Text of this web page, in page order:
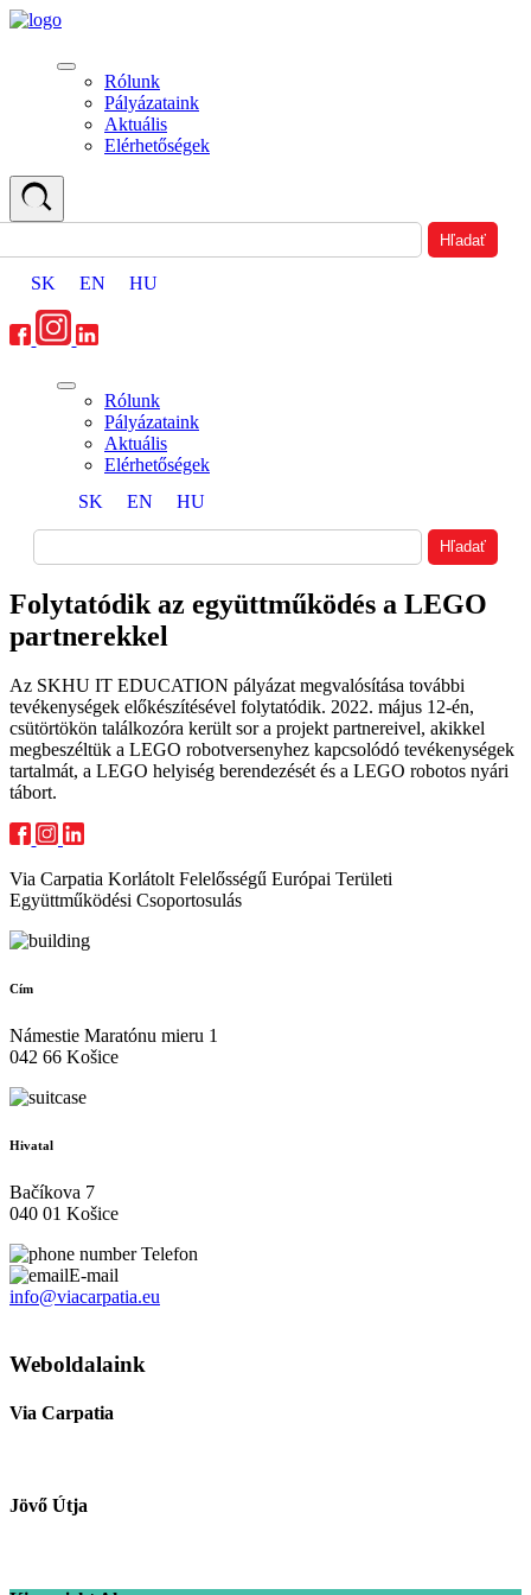
Rólunk
Pályázataink
Aktuális
Elérhetőségek
SK EN HU
Rólunk
Pályázataink
Aktuális
Elérhetőségek
SK
EN HU
Folytatódik az együttműködés a LEGO
partnerekkel
Az SKHU IT EDUCATION pályázat megvalósítása további
tevékenységek előkészítésével folytatódik. 2022. május 12-én,
csütörtökön találkozóra került sor a projekt partnereivel, akikkel
megbeszéltük a LEGO robotversenyhez kapcsolódó tevékenységek
tartalmát, a LEGO helyiség berendezését és a LEGO robotos nyári
tábort.
Via Carpatia Korlátolt Felelősségű Európai Területi
Együttműködési Csoportosulás
Cím
Námestie Maratónu mieru 1
042 66 Košice
Hivatal
Bačíkova 7
040 01 Košice
Telefon
E-mail
info@viacarpatia.eu
Weboldalaink
Via Carpatia
Jövő Útja